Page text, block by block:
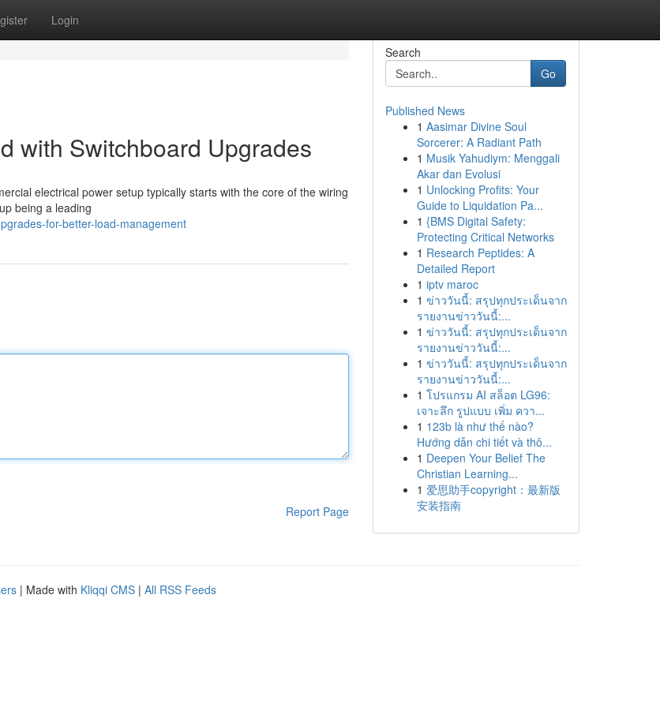
Login
with Switchboard Upgrades
electrical power setup typically starts with the core of the wiring
being a leading
for-better-load-management
Report Page
Search
Go
Published News
1 Aasimar Divine Soul
Sorcerer: A Radiant Path
1 Musik Yahudiym: Menggali
Akar dan Evolusi
1 Unlocking Profits: Your
Guide to Liquidation Pa...
1 {BMS Digital Safety:
Protecting Critical Networks
1 Research Peptides: A
Detailed Report
1 iptv maroc
1 ข่าววันนี้: สรุปทุกประเด็นจาก
รายงานข่าววันนี้:...
1 ข่าววันนี้: สรุปทุกประเด็นจาก
รายงานข่าววันนี้:...
1 ข่าววันนี้: สรุปทุกประเด็นจาก
รายงานข่าววันนี้:...
1 โปรแกรม AI สล็อต LG96:
เจาะลึก รูปแบบ เพิ่ม ควา...
1 123b là như thế nào?
Hướng dẫn chi tiết và thô...
1 Deepen Your Belief The
Christian Learning...
1 爱思助手copyright：最新版
安装指南
| Made with Kliqqi CMS | All RSS Feeds